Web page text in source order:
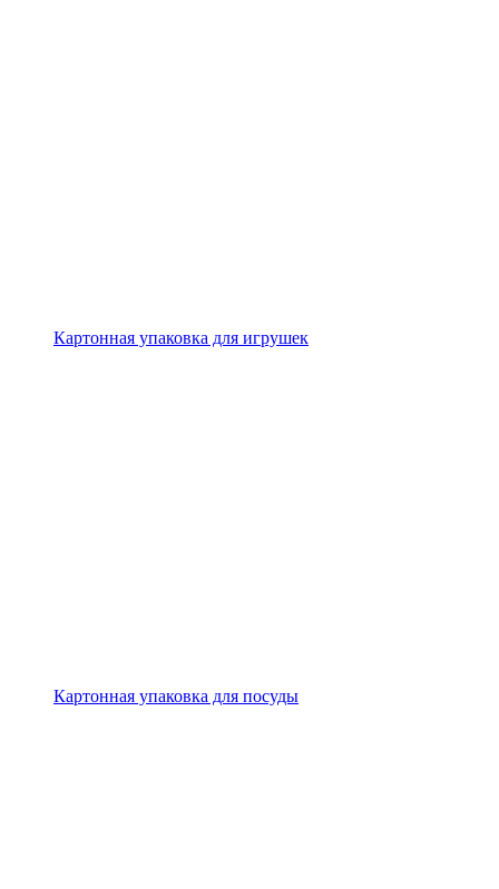
Картонная упаковка для игрушек
Картонная упаковка для посуды